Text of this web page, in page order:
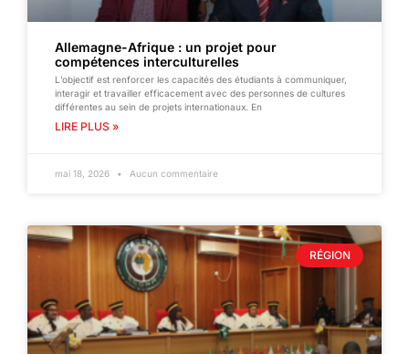
Allemagne-Afrique : un projet pour
compétences interculturelles
L’objectif est renforcer les capacités des étudiants à communiquer,
interagir et travailler efficacement avec des personnes de cultures
différentes au sein de projets internationaux. En
LIRE PLUS »
mai 18, 2026 Aucun commentaire
RÉGION